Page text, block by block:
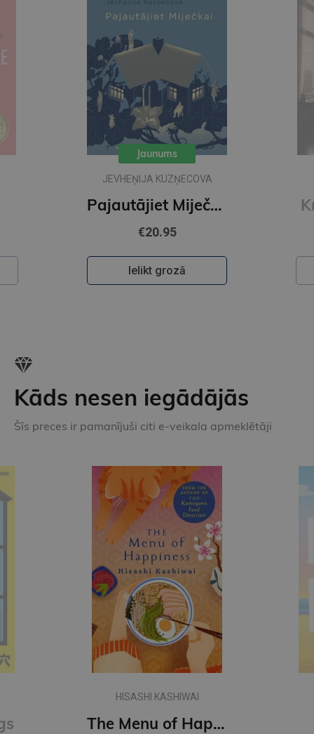
Jaunums
IKARS PIEBALGS
Krāsainā pasaule
€22.50
Ielikt grozā
Kāds nesen iegādājās
Šīs preces ir pamanījuši citi e-veikala apmeklētāji
The Menu of Happiness
CHLOE LIESE
Happy Ending